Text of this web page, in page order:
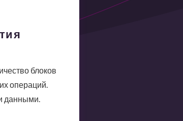
блоков
операций.
данными.